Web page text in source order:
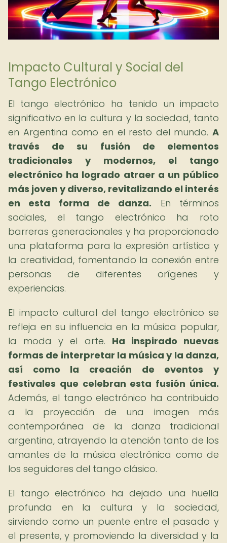
Impacto Cultural y Social del
Tango Electrónico
El tango electrónico ha tenido un impacto
significativo en la cultura y la sociedad, tanto
en Argentina como en el resto del mundo. A
través de su fusión de elementos
tradicionales y modernos, el tango
electrónico ha logrado atraer a un público
más joven y diverso, revitalizando el interés
en esta forma de danza. En términos
sociales, el tango electrónico ha roto
barreras generacionales y ha proporcionado
una plataforma para la expresión artística y
la creatividad, fomentando la conexión entre
personas de diferentes orígenes y
experiencias.
El impacto cultural del tango electrónico se
refleja en su influencia en la música popular,
la moda y el arte. Ha inspirado nuevas
formas de interpretar la música y la danza,
así como la creación de eventos y
festivales que celebran esta fusión única.
Además, el tango electrónico ha contribuido
a la proyección de una imagen más
contemporánea de la danza tradicional
argentina, atrayendo la atención tanto de los
amantes de la música electrónica como de
los seguidores del tango clásico.
El tango electrónico ha dejado una huella
profunda en la cultura y la sociedad,
sirviendo como un puente entre el pasado y
el presente, y promoviendo la diversidad y la